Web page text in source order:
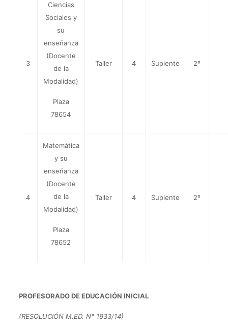
3
Ciencias
Sociales y
su
enseñanza
(Docente
de la
Modalidad)
Plaza
78654
Taller 4 Suplente 2º
4
Matemática
y su
enseñanza
(Docente
de la
Modalidad)
Plaza
78652
Taller 4 Suplente 2º
PROFESORADO DE EDUCACIÓN INICIAL
(RESOLUCIÓN M.ED. N° 1933/14)